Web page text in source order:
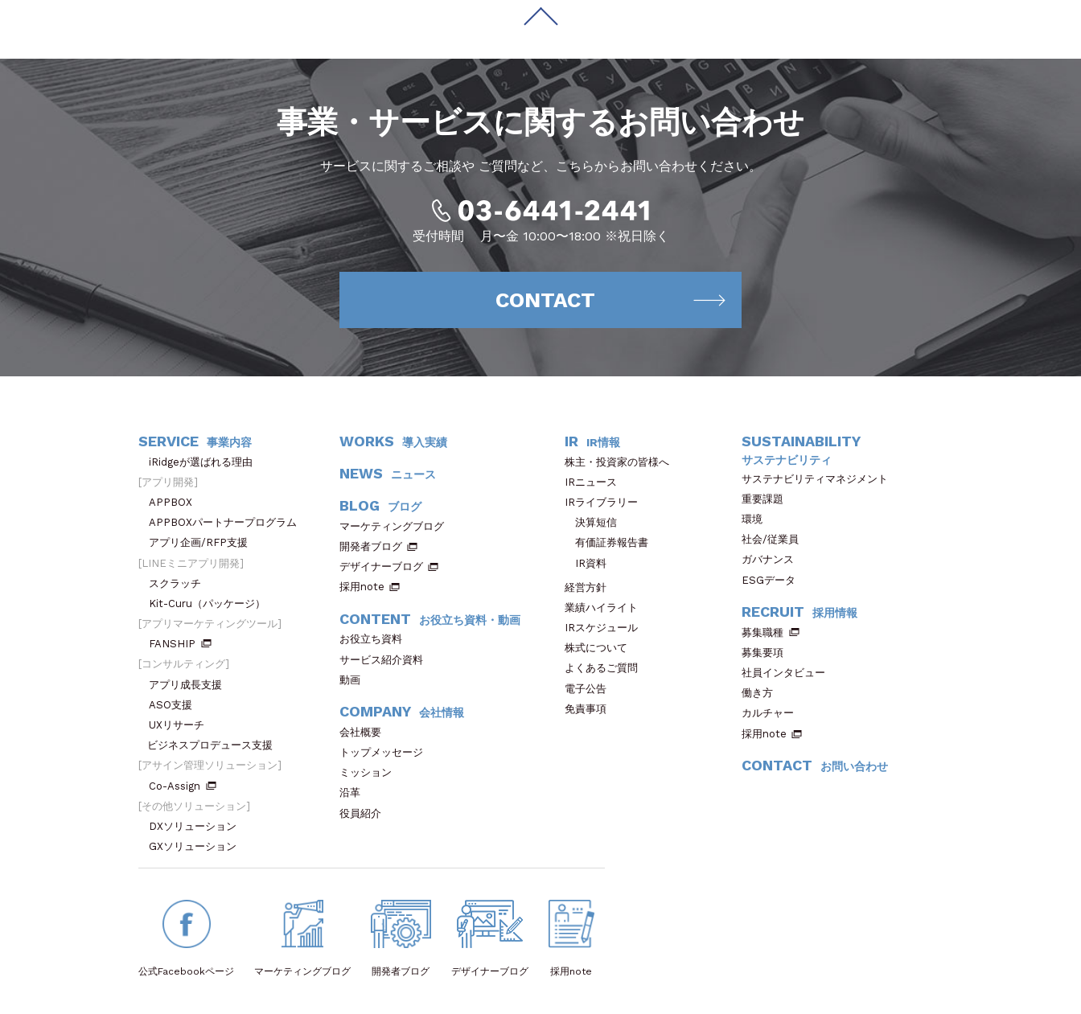
事業・サービスに関するお問い合わせ
サービスに関するご相談やご質問など、こちらからお問い合わせください。
受付時間 月〜金 10:00〜18:00 ※祝日除く
CONTACT
SERVICE 事業内容
iRidgeが選ばれる理由
アプリ開発
APPBOX
APPBOXパートナープログラム
アプリ企画/RFP支援
LINEミニアプリ開発
スクラッチ
Kit-Curu（パッケージ）
アプリマーケティングツール
FANSHIP
コンサルティング
アプリ成長支援
ASO支援
UXリサーチ
ビジネスプロデュース支援
アサイン管理ソリューション
Co-Assign
その他ソリューション
DXソリューション
GXソリューション
WORKS 導入実績
NEWS ニュース
BLOG ブログ
マーケティングブログ
開発者ブログ
デザイナーブログ
採用note
CONTENT お役立ち資料・動画
お役立ち資料
サービス紹介資料
動画
COMPANY 会社情報
会社概要
トップメッセージ
ミッション
沿革
役員紹介
IR IR情報
株主・投資家の皆様へ
IRニュース
IRライブラリー
決算短信
有価証券報告書
IR資料
経営方針
業績ハイライト
IRスケジュール
株式について
よくあるご質問
電子公告
免責事項
SUSTAINABILITY
サステナビリティ
サステナビリティマネジメント
重要課題
環境
社会/従業員
ガバナンス
ESGデータ
RECRUIT 採用情報
募集職種
募集要項
社員インタビュー
働き方
カルチャー
採用note
CONTACT お問い合わせ
公式Facebookページ マーケティングブログ 開発者ブログ デザイナーブログ 採用note